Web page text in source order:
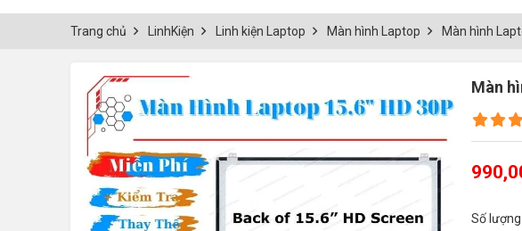
Trang chủ LinhKiện Linh kiện Laptop Màn hình Laptop Màn hình
Màn
Số lượng